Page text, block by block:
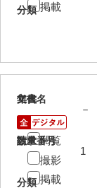
分類 掲載
11
文書名
請求番号
分類
年代
－
数量
1
閲覧
撮影
掲載